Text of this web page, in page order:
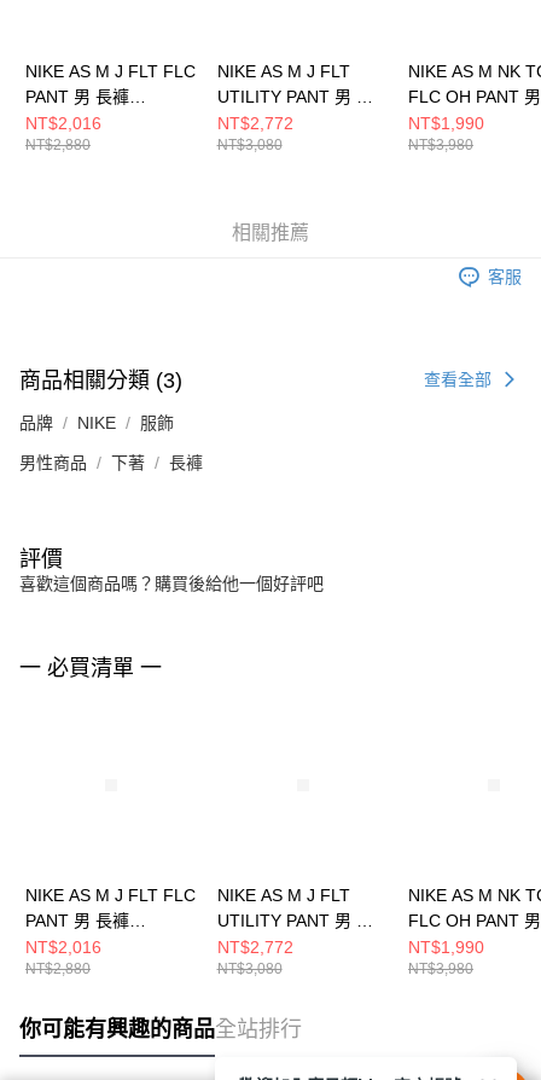
NIKE AS M J FLT FLC
PANT 男 長褲
FV7252010
NT$2,016
NT$2,880
NIKE AS M J FLT
UTILITY PANT 男 長
褲 HV0531010
NT$2,772
NT$3,080
NIKE AS M NK
FLC OH PANT
FB8013222
NT$1,990
NT$3,980
相關推薦
客服
商品相關分類 (3) 查看全部
品牌 NIKE 服飾
男性商品 下著 長褲
評價
喜歡這個商品嗎？購買後給他一個好評吧
一 必買清單 一
NIKE AS M J FLT FLC
PANT 男 長褲
FV7252010
NT$2,016
NT$2,880
NIKE AS M J FLT
UTILITY PANT 男 長
褲 HV0531010
NT$2,772
NT$3,080
NIKE AS M NK
FLC OH PANT
FB8013222
NT$1,990
NT$3,980
你可能有興趣的商品全站排行